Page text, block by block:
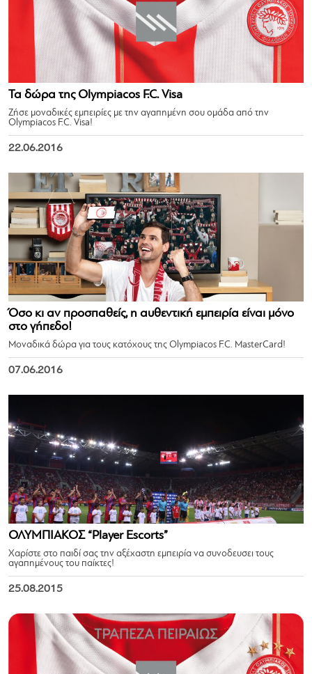
Τα δώρα της Olympiacos F.C. Visa
Ζήσε μοναδικές εμπειρίες με την αγαπημένη σου ομάδα από την
Olympiacos F.C. Visa!
22.06.2016
Όσο κι αν προσπαθείς, η αυθεντική εμπειρία είναι μόνο
στο γήπεδο!
Μοναδικά δώρα για τους κατόχους της Olympiacos F.C. MasterCard!
07.06.2016
ΟΛΥΜΠΙΑΚΟΣ “Player Escorts”
Χαρίστε στο παιδί σας την αξέχαστη εμπειρία να συνοδευσει τους
αγαπημένους του παίκτες!
25.08.2015